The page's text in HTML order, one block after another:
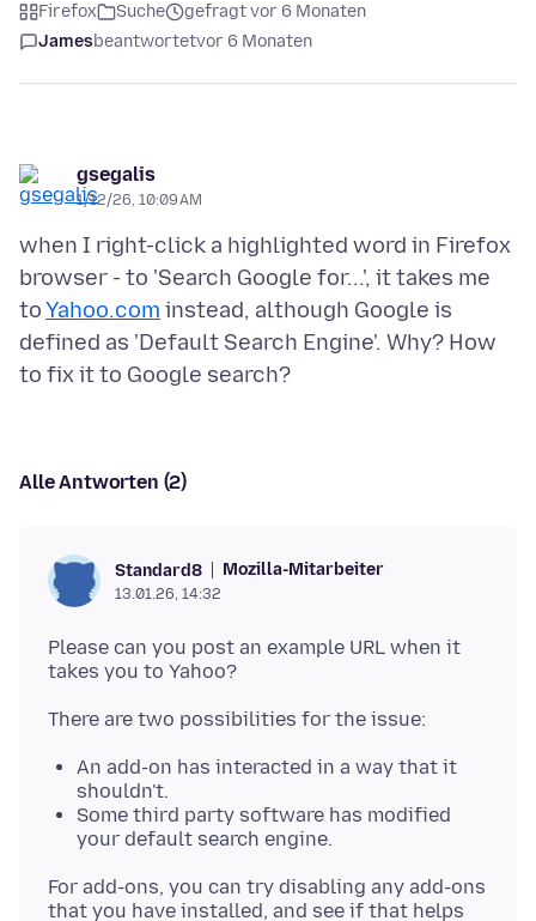
Firefox Suche
gefragt vor 6 Monaten
Jamesbeantwortetvor 6 Monaten
gsegalis
1/12/26, 10:09 AM
when I right-click a highlighted word in Firefox
browser - to 'Search Google for...', it takes me
toYahoo.com instead, although Google is
defined as 'Default Search Engine'. Why? How
Alle Antworten (2)
Standard8 Mozilla-Mitarbeiter
13.01.26, 14:32
Please can you post an example URL when it
An add-on has interacted in a way that it
shouldn't.
Some third party software has modified
your default search engine.
For add-ons, you can try disabling any add-ons
that you have installed, and see if that helps